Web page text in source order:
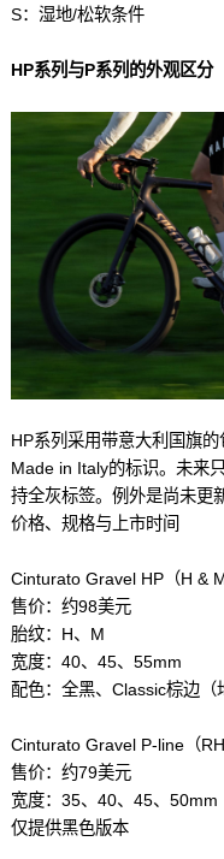
S：湿地/松软条件
HP系列与P系列的外观区分
HP系列采用带意大利国旗
Made in Italy的标识。未来
持全灰标签。例外是尚未更
价格、规格与上市时间
Cinturato Gravel HP（H & M
售价：约98美元
胎纹：H、M
宽度：40、45、55mm
配色：全黑、Classic棕边（
Cinturato Gravel P-line（
售价：约79美元
宽度：35、40、45、50mm
仅提供黑色版本